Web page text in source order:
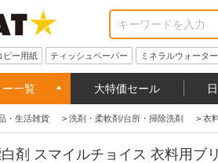
ピー用紙 ティッシュペーパー ミネラルウォーター
ー一覧 大特価セール
・生活雑貨 > 洗剤・柔軟剤/台所・掃除洗剤 > 衣
剤 スマイルチョイス 衣料用ブ